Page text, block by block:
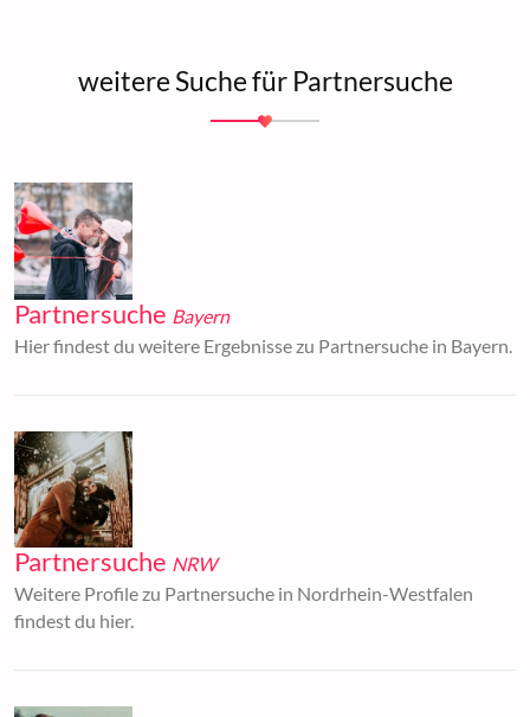
weitere Suche für Partnersuche
Partnersuche Bayern
Hier findest du weitere Ergebnisse zu Partnersuche in Bayern.
Partnersuche NRW
Weitere Profile zu Partnersuche in Nordrhein-Westfalen
findest du hier.